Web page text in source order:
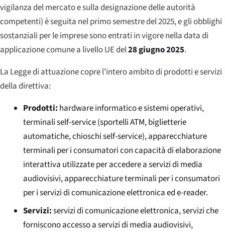
vigilanza del mercato e sulla designazione delle autorità
competenti) è seguita nel primo semestre del 2025, e gli obblighi
sostanziali per le imprese sono entrati in vigore nella data di
applicazione comune a livello UE del28 giugno 2025.
La Legge di attuazione copre l'intero ambito di prodotti e servizi
della direttiva:
Prodotti: hardware informatico e sistemi operativi,
terminali self-service (sportelli ATM, biglietterie
automatiche, chioschi self-service), apparecchiature
terminali per i consumatori con capacità di elaborazione
interattiva utilizzate per accedere a servizi di media
audiovisivi, apparecchiature terminali per i consumatori
per i servizi di comunicazione elettronica ed e-reader.
Servizi:servizi di comunicazione elettronica, servizi che
forniscono accesso a servizi di media audiovisivi,